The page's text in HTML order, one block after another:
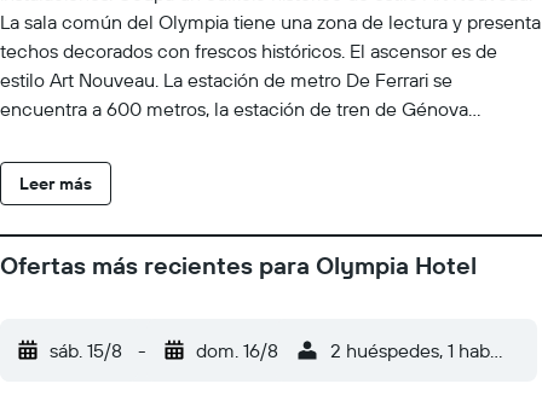
La sala común del Olympia tiene una zona de lectura y presenta
techos decorados con frescos históricos. El ascensor es de
estilo Art Nouveau. La estación de metro De Ferrari se
encuentra a 600 metros, la estación de tren de Génova
mayor de Italia, a solo 15 minutos a pie.
Leer más
Ofertas más recientes para Olympia Hotel
sáb. 15/8 - dom. 16/8 2 huéspedes, 1